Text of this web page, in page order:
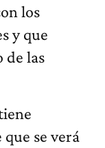
los
y que
de las
se verá